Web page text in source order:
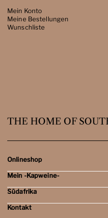
Mein Konto
Meine Bestellungen
Wunschliste
THE HOME OF
Onlineshop
Rotweine
Weissweine
Schaumweine
Tasting-Sets
Dessert- & Port-Weine
Mein -Kapweine-
Mein Konto
Meine Bestellungen
Wunschliste
Südafrika
Weingebiete
Kontakt